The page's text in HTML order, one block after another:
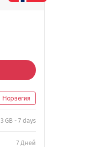
Норвегия
3 GB - 7 days
7 Дней